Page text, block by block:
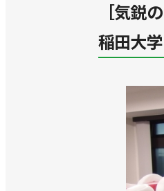
［気鋭
稲田大